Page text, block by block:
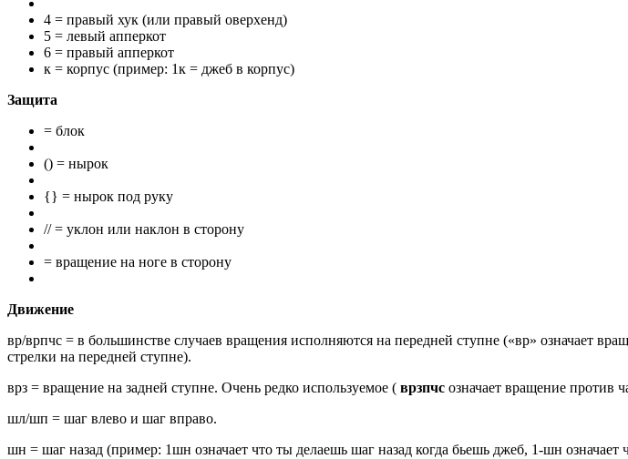
4 = правый хук (или правый оверхенд)
5 = левый апперкот
6 = правый апперкот
к = корпус (пример: 1к = джеб в корпус)
Защита
= блок
() = нырок
{} = нырок под руку
// = уклон или наклон в сторону
= вращение на ноге в сторону
Движение
вр/врпчс = в большинстве случаев вращения исполняются на передней ступне («вр» означает
стрелки на передней ступне).
врз = вращение на задней ступне. Очень редко используемое ( врзпчс означает вращение против
шл/шп = шаг влево и шаг вправо.
шн = шаг назад (пример: 1шн означает что ты делаешь шаг назад когда бьешь джеб, 1-шн